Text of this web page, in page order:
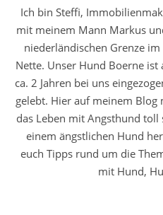
Ich bin Steffi,
mit meinem Mann Markus
niederländischen Grenze
Nette. Unser Hund Boerne
ca. 2 Jahren bei uns
gelebt. Hier auf meinem Blog
das Leben mit Angsthund
einem ängstlichen Hund
euch Tipps rund um die
mit Hund,